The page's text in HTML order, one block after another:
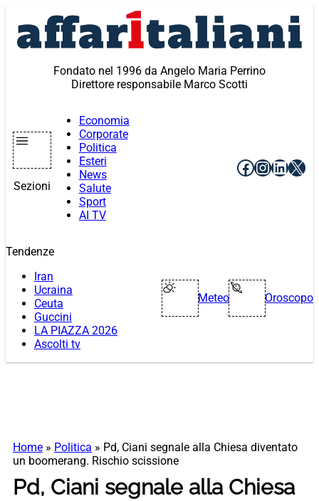
contenuto
Fondato nel 1996 da Angelo Maria Perrino
Direttore responsabile Marco Scotti
Sezioni
Economia
Corporate
Politica
Esteri
News
Salute
Sport
AI TV
Facebook
X
Tendenze
Iran
Ucraina
Ceuta
Guccini
LA PIAZZA 2026
Ascolti tv
Meteo Oroscopo
Home » Politica » Pd, Ciani segnale alla Chiesa diventato
un boomerang. Rischio scissione
Pd, Ciani segnale alla Chiesa